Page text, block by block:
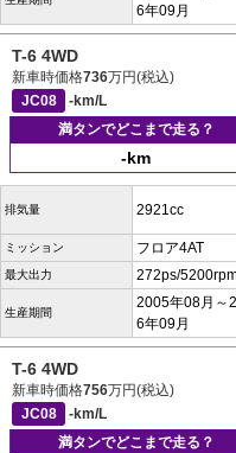
6年09月
T-6 4WD
新車時価格736万円(税込)
JC08
-km/L
満タンでどこまで走る？
-km
排気量 2921cc
ミッション フロア4AT
最大出力 272ps/
生産期間
2005年08月～
6年09月
T-6 4WD
新車時価格756万円(税込)
JC08
-km/L
満タンでどこまで走る？